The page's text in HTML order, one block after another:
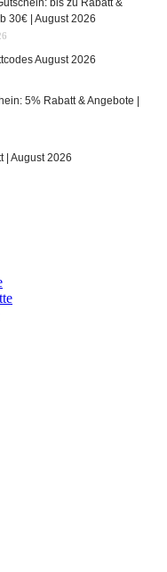
bis zu Rabatt &
30€ | August 2026
August 2026
5% Rabatt & Angebote |
| August 2026